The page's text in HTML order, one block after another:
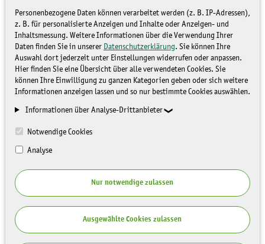
Personenbezogene Daten können verarbeitet werden (z. B. IP-Adressen),
z. B. für personalisierte Anzeigen und Inhalte oder Anzeigen- und
Inhaltsmessung. Weitere Informationen über die Verwendung Ihrer
Daten finden Sie in unserer Datenschutzerklärung. Sie können Ihre
Auswahl dort jederzeit unter Einstellungen widerrufen oder anpassen.
Hier finden Sie eine Übersicht über alle verwendeten Cookies. Sie
können Ihre Einwilligung zu ganzen Kategorien geben oder sich weitere
Informationen anzeigen lassen und so nur bestimmte Cookies auswählen.
Informationen über Analyse-Drittanbieter
Notwendige Cookies
Analyse
Nur notwendige zulassen
Ausgewählte Cookies zulassen
Information gemäß § 19
Abs. 2 VOL/A
Hier finden Sie, sofern vorhanden, die
Informationen gemäß § 19 Abs. 2 VOL/A.